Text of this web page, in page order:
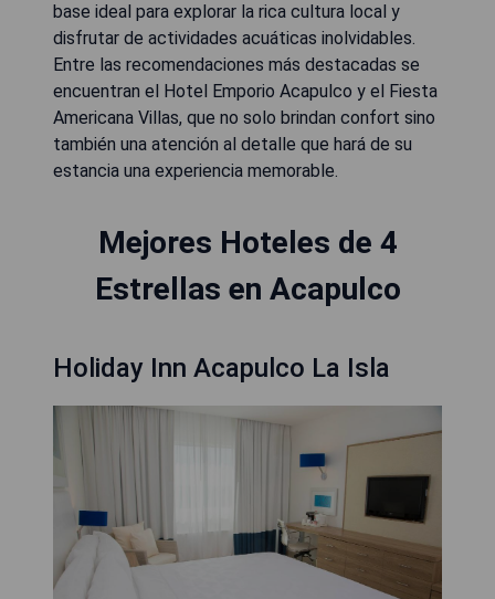
base ideal para explorar la rica cultura local y
disfrutar de actividades acuáticas inolvidables.
Entre las recomendaciones más destacadas se
encuentran el Hotel Emporio Acapulco y el Fiesta
Americana Villas, que no solo brindan confort sino
también una atención al detalle que hará de su
estancia una experiencia memorable.
Mejores Hoteles de 4
Estrellas en Acapulco
Holiday Inn Acapulco La Isla